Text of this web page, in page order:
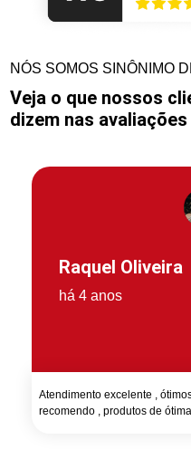
NÓS SOMOS SINÔNIMO
Veja o que nossos
dizem nas
Raquel Oliveira
há 4 anos
Atendimento excelente ,
recomendo , produtos de